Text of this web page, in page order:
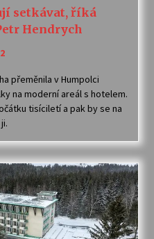
setkávat, říká
Hendrych
2
přeměnila v Humpolci
na moderní areál s hotelem.
tisíciletí a pak by se na